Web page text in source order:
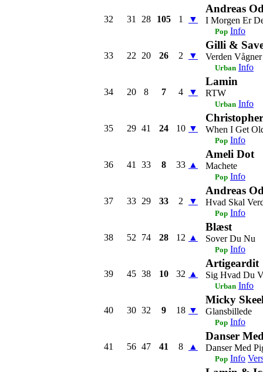
32 31 28 105 1 ▼
Andreas
I Morgen Er
Pop Info
33 22 20 26 2 ▼
Gilli &
Verden Vågner
Urban Info
34 20 8 7 4 ▼
Lamin
RTW
Urban Info
35 29 41 24 10 ▼ When I Get
Pop Info
36 41 33 8 33 ▲
Ameli Dot
Machete
Pop Info
37 33 29 33 2 ▼
Andreas
Hvad Skal
Pop Info
38 52 74 28 12 ▲
Blæst
Sover Du Nu
Pop Info
39 45 38 10 32 ▲
Artigeardit
Sig Hvad Du
Urban Info
40 30 32 9 18 ▼
Micky
Glansbillede
Pop Info
41 56 47 41 8 ▲
Danser
Danser Med
Pop Info